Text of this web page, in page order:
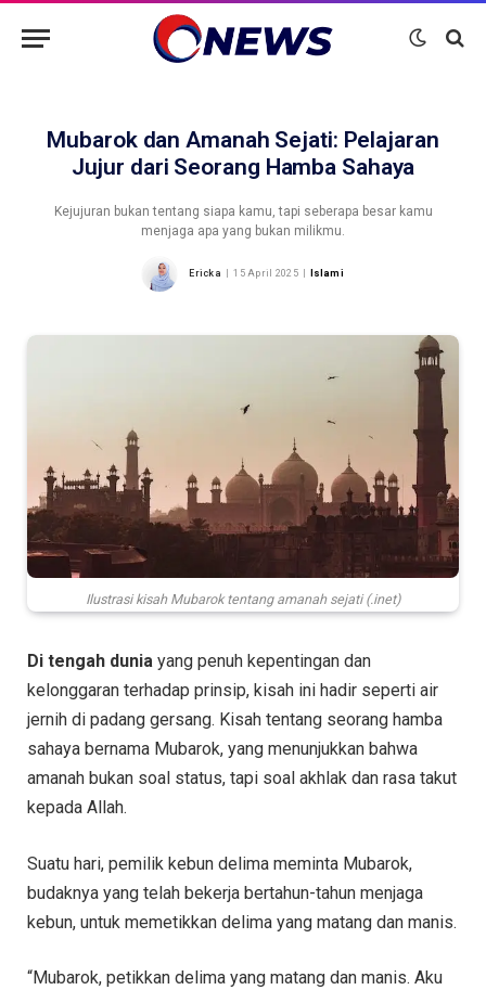
Mubarok dan Amanah Sejati: Pelajaran
Jujur dari Seorang Hamba Sahaya
Kejujuran bukan tentang siapa kamu, tapi seberapa besar kamu
menjaga apa yang bukan milikmu.
Ericka 15 April 2025 Islami
Ilustrasi kisah Mubarok tentang amanah sejati (.inet)
Di tengah dunia yang penuh kepentingan dan
kelonggaran terhadap prinsip, kisah ini hadir seperti air
jernih di padang gersang. Kisah tentang seorang hamba
sahaya bernama Mubarok, yang menunjukkan bahwa
amanah bukan soal status, tapi soal akhlak dan rasa takut
kepada Allah.
Suatu hari, pemilik kebun delima meminta Mubarok,
budaknya yang telah bekerja bertahun-tahun menjaga
kebun, untuk memetikkan delima yang matang dan manis.
“Mubarok, petikkan delima yang matang dan manis. Aku